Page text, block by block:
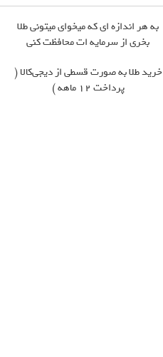
به هر اندازه ای که میخوای میتونی طلا
بخری از سرمایه ات محافظت کنی
خرید طلا به صورت قسطی از دیجی‌کالا (
پرداخت 12 ماهه )